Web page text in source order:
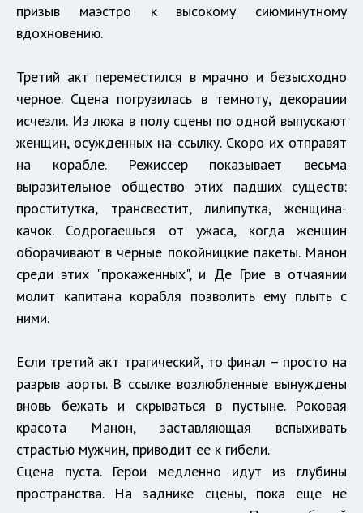
призыв маэстро к высокому сиюминутному
вдохновению.
Третий акт переместился в мрачно и безысходно
черное. Сцена погрузилась в темноту, декорации
исчезли. Из люка в полу сцены по одной выпускают
женщин, осужденных на ссылку. Скоро их отправят
на корабле. Режиссер показывает весьма
выразительное общество этих падших существ:
проститутка, трансвестит, лилипутка, женщина-
качок. Содрогаешься от ужаса, когда женщин
оборачивают в черные покойницкие пакеты. Манон
среди этих "прокаженных", и Де Грие в отчаянии
молит капитана корабля позволить ему плыть с
ними.
Если третий акт трагический, то финал – просто на
разрыв аорты. В ссылке возлюбленные вынуждены
вновь бежать и скрываться в пустыне. Роковая
красота Манон, заставляющая вспыхивать
страстью мужчин, приводит ее к гибели.
Сцена пуста. Герои медленно идут из глубины
пространства. На заднике сцены, пока еще не